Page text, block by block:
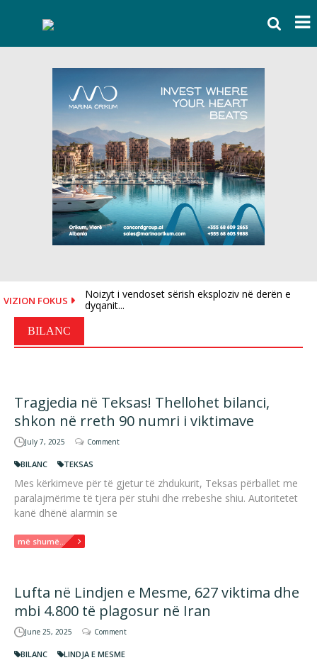
VIZION FOKUS
Noizyt i vendoset sërish eksploziv në derën e
dyqanit...
BILANC
Tragjedia në Teksas! Thellohet bilanci,
shkon në rreth 90 numri i viktimave
July 7, 2025 Comment
BILANC TEKSAS
Mes kërkimeve për të gjetur të zhdukurit, Teksas përballet me
paralajmërime të tjera për stuhi dhe rrebeshe shiu. Autoritetet
kanë dhënë alarmin se
më shumë...
Lufta në Lindjen e Mesme, 627 viktima dhe
mbi 4.800 të plagosur në Iran
June 25, 2025 Comment
BILANC LINDJA E MESME